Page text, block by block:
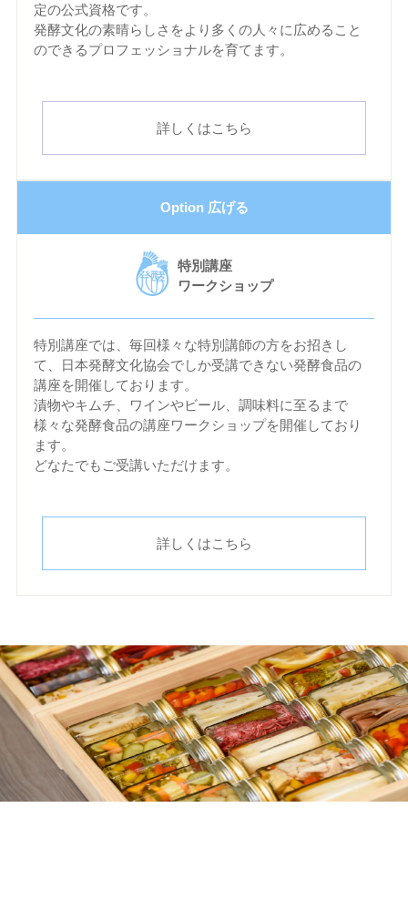
定の公式資格です。
発酵文化の素晴らしさをより多くの人々に広めること
のできるプロフェッショナルを育てます。
詳しくはこちら
Option 広げる
特別講座
ワークショップ
特別講座では、毎回様々な特別講師の方をお招きし
て、日本発酵文化協会でしか受講できない発酵食品の
講座を開催しております。
漬物やキムチ、ワインやビール、調味料に至るまで
様々な発酵食品の講座ワークショップを開催しており
ます。
どなたでもご受講いただけます。
詳しくはこちら